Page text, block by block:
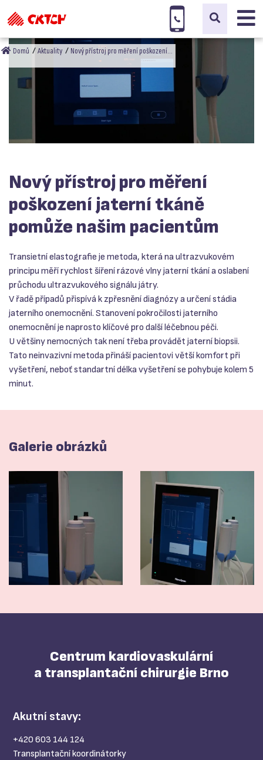
Domů Aktuality Nový přístroj pro měření poškození…
Nový přístroj pro měření
poškození jaterní tkáně
pomůže našim pacientům
Transietní elastografie je metoda, která na ultrazvukovém
principu měří rychlost šíření rázové vlny jaterní tkání a oslabení
průchodu ultrazvukového signálu játry.
V řadě případů přispívá k zpřesnění diagnózy a určení stádia
jaterního onemocnění. Stanovení pokročilosti jaterního
onemocnění je naprosto klíčové pro další léčebnou péči.
U většiny nemocných tak není třeba provádět jaterní biopsii.
Tato neinvazivní metoda přináší pacientovi větší komfort při
vyšetření, neboť standartní délka vyšetření se pohybuje kolem 5
minut.
Galerie obrázků
Centrum kardiovaskulární
a transplantační chirurgie Brno
Akutní stavy:
+420 603 144 124
Transplantační koordinátorky